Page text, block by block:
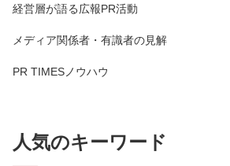
経営層が語る広報PR活動
メディア関係者・有識者の見解
PR TIMESノウハウ
人気のキーワード